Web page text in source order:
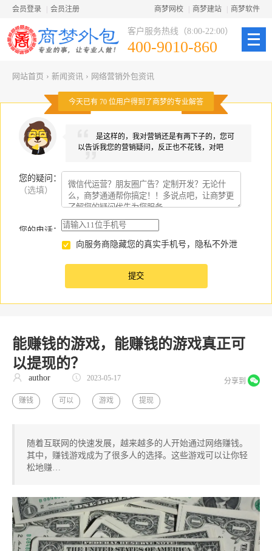
会员登录 会员注册 商梦网校 商梦建站 商梦软件
客户服务热线（8:00-22:00）
400-9010-860
网站首页 › 新闻资讯 › 网络营销外包资讯
今天已有 70 位用户得到了商梦的专业解答
是这样的，我对营销还是有两下子的，您可
以告诉我您的营销疑问，反正也不花钱，对吧
您的疑问
（选填）
：
您的电话：
向服务商隐藏您的真实手机号，隐私不外泄
能赚钱的游戏，能赚钱的游戏真正可
以提现的？
分享到
author 2023-05-17
赚钱 可以 游戏 提现
随着互联网的快速发展，越来越多的人开始通过网络赚钱。
其中，赚钱游戏成为了很多人的选择。这些游戏可以让你轻
松地赚…